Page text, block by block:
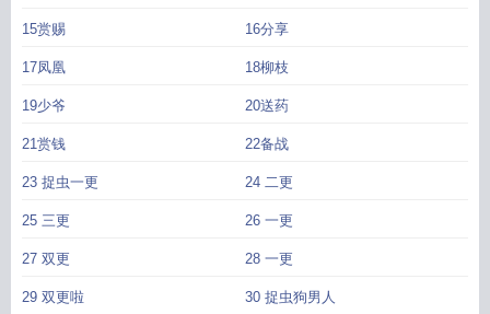
15赏赐 16分享
17凤凰 18柳枝
19少爷 20送药
21赏钱 22备战
23 捉虫一更 24 二更
25 三更 26 一更
27 双更 28 一更
29 双更啦 30 捉虫狗男人